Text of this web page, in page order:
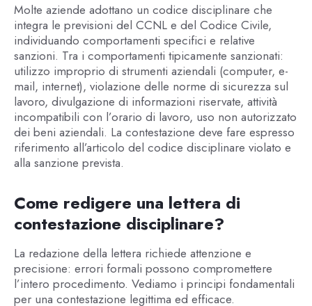
Molte aziende adottano un codice disciplinare che
integra le previsioni del CCNL e del Codice Civile,
individuando comportamenti specifici e relative
sanzioni. Tra i comportamenti tipicamente sanzionati:
utilizzo improprio di strumenti aziendali (computer, e-
mail, internet), violazione delle norme di sicurezza sul
lavoro, divulgazione di informazioni riservate, attività
incompatibili con l’orario di lavoro, uso non autorizzato
dei beni aziendali. La contestazione deve fare espresso
riferimento all’articolo del codice disciplinare violato e
alla sanzione prevista.
Come redigere una lettera di
contestazione disciplinare?
La redazione della lettera richiede attenzione e
precisione: errori formali possono compromettere
l’intero procedimento. Vediamo i principi fondamentali
per una contestazione legittima ed efficace.